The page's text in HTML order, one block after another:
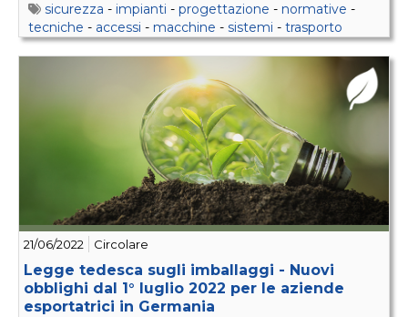
sicurezza - impianti - progettazione - normative -
tecniche - accessi - macchine - sistemi - trasporto
21/06/2022 Circolare
Legge tedesca sugli imballaggi - Nuovi
obblighi dal 1° luglio 2022 per le aziende
esportatrici in Germania